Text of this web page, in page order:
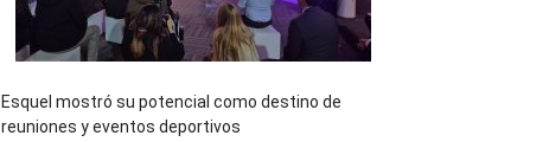
Esquel mostró su potencial como destino de
reuniones y eventos deportivos